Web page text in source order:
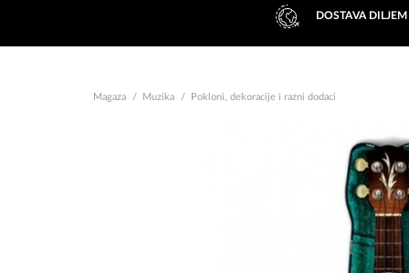
DOSTAVA
Magaza Muzika Pokloni, dekoracije i razni dodaci